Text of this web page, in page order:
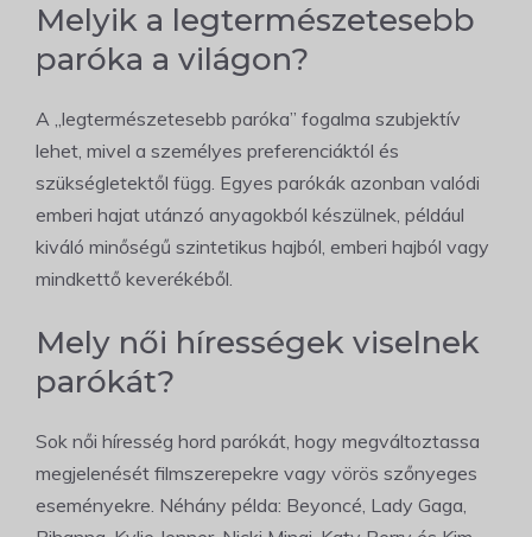
Melyik a legtermészetesebb
paróka a világon?
A „legtermészetesebb paróka” fogalma szubjektív
lehet, mivel a személyes preferenciáktól és
szükségletektől függ. Egyes parókák azonban valódi
emberi hajat utánzó anyagokból készülnek, például
kiváló minőségű szintetikus hajból, emberi hajból vagy
mindkettő keverékéből.
Mely női hírességek viselnek
parókát?
Sok női híresség hord parókát, hogy megváltoztassa
megjelenését filmszerepekre vagy vörös szőnyeges
eseményekre. Néhány példa: Beyoncé, Lady Gaga,